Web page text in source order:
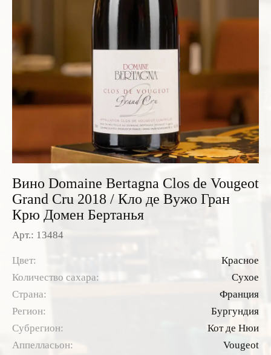
Итальянские вина
Французские вина
Испанские вина
Граппа
Водка
Саке
Пиво
Вино Domaine Bertagna Clos de Vougeot
Grand Cru 2018 / Кло де Вужо Гран
Крю Домен Бертанья
Арт.: 13484
Цвет:
Красное
Количество сахара:
Сухое
Страна:
Франция
Регион:
Бургундия
Субрегион:
Кот де Нюи
Аппелласьон:
Vougeot